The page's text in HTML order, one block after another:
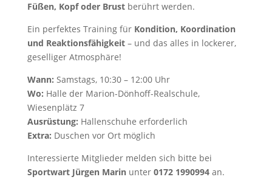
Füßen, Kopf oder Brustberührt werden.
Ein perfektes Training für Kondition, Koordination
und Reaktionsfähigkeit– und das alles in lockerer,
geselliger Atmosphäre!
Wann: Samstags, 10:30 – 12:00 Uhr
Wo: Halle der Marion-Dönhoff-Realschule,
Wiesenplätz 7
Ausrüstung: Hallenschuhe erforderlich
Extra: Duschen vor Ort möglich
Interessierte Mitglieder melden sich bitte bei
Sportwart Jürgen Marinunter 0172 1990994an.